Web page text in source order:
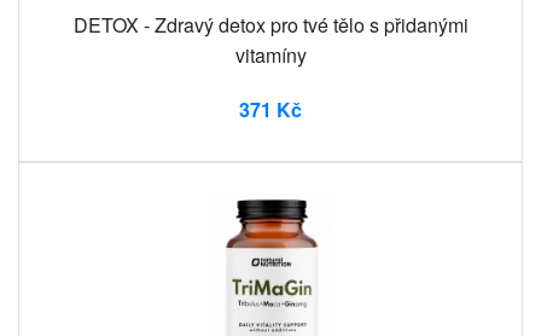
DETOX - Zdravý detox pro tvé tělo s přidanými
vitamíny
371 Kč